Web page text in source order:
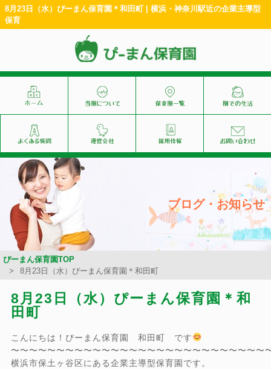
8月23日（水）ぴーまん保育園＊和田町 | 横浜・神奈川駅近の企業主導型
保育
ブログ・お知らせ
ぴーまん保育園TOP
8月23日（水）ぴーまん保育園＊和田町
8月23日（水）ぴーまん保育園＊和
田町
こんにちは！ぴーまん保育園 和田町 です
〜〜〜〜〜〜〜〜〜〜〜〜〜〜〜〜〜〜〜〜〜〜〜〜〜〜〜〜
横浜市保土ヶ谷区にある企業主導型保育園です。